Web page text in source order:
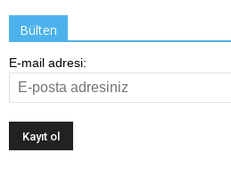
Bülten
E-mail adresi: